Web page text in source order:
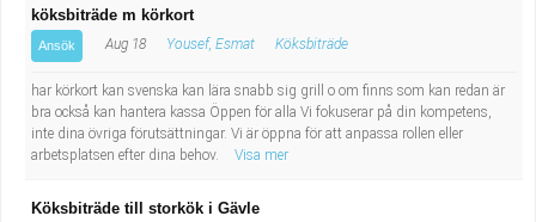
köksbiträde m körkort
Ansök Aug 18 Yousef, Esmat Köksbiträde
har körkort kan svenska kan lära snabb sig grill o om finns som kan redan är
bra också kan hantera kassa Öppen för alla Vi fokuserar på din kompetens,
inte dina övriga förutsättningar. Vi är öppna för att anpassa rollen eller
arbetsplatsen efter dina behov.
Visa mer
Köksbiträde till storkök i Gävle